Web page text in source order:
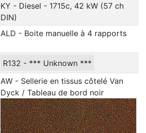
KY - Diesel - 1715c, 42 kW (57 ch
DIN)
ALD - Boite manuelle à 4 rapports
R132 - *** Unknown ***
AW - Sellerie en tissus côtelé Van
Dyck / Tableau de bord noir